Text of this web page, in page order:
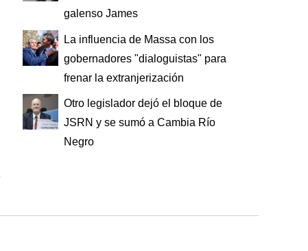
galenso James
La influencia de Massa con los
gobernadores "dialoguistas" para
frenar la extranjerización
Otro legislador dejó el bloque de
JSRN y se sumó a Cambia Río
Negro